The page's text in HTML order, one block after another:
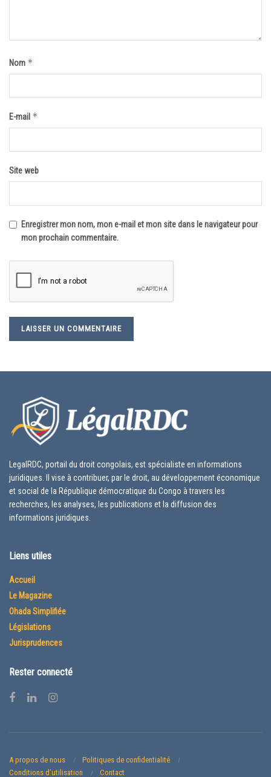
Nom *
E-mail *
Site web
Enregistrer mon nom, mon e-mail et mon site dans le navigateur pour
mon prochain commentaire.
LegalRDC, portail du droit congolais, est spécialiste en informations
juridiques. Il vise à contribuer, par le droit, au développement économique
et social de la République démocratique du Congo à travers les
recherches, les analyses, les publications et la diffusion des
informations juridiques.
Liens utiles
Accueil
Le Magazine
Ohada Simplifiée
Législations
Jurisprudences
Rester connecté
A propos de nous
Politiques de confidentialité
Conditions d’utilisation
Contact